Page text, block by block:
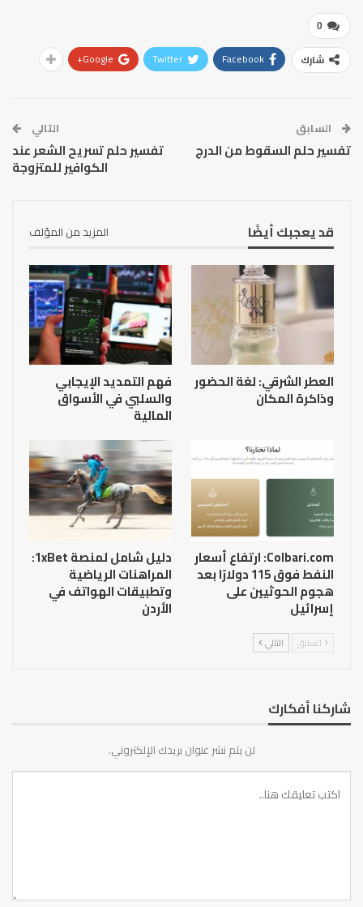
0
شارك Facebook
Twitter
Google+
السابق
تفسير حلم السقوط من الدرج
التالي
تفسير حلم تسريح الشعر عند
الكوافير للمتزوجة
قد يعجبك أيضًا المزيد من المؤلف
العطر الشرقي: لغة الحضور
وذاكرة المكان
فهم التمديد الإيجابي
والسلبي في الأسواق
المالية
Colbari.com: ارتفاع أسعار
النفط فوق 115 دولارًا بعد
هجوم الحوثيين على
إسرائيل
دليل شامل لمنصة 1xBet:
المراهنات الرياضية
وتطبيقات الهواتف في
الأردن
السابق التالي
شاركنا أفكارك
لن يتم نشر عنوان بريدك الإلكتروني.